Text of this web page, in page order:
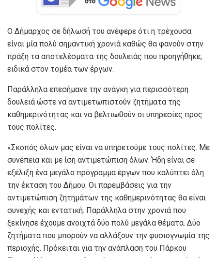
Ο Δήμαρχος σε δήλωσή του ανέφερε ότι η τρέχουσα
είναι μία πολύ σημαντική χρονιά καθώς θα φανούν στην
πράξη τα αποτελέσματα της δουλειάς που προηγήθηκε,
ειδικά στον τομέα των έργων.
Παράλληλα επεσήμανε την ανάγκη για περισσότερη
δουλειά ώστε να αντιμετωπιστούν ζητήματα της
καθημερινότητας και να βελτιωθούν οι υπηρεσίες προς
τους πολίτες.
«Σκοπός όλων μας είναι να υπηρετούμε τους πολίτες. Με
συνέπεια και με ίση αντιμετώπιση όλων. Ήδη είναι σε
εξέλιξη ένα μεγάλο πρόγραμμα έργων που καλύπτει όλη
την έκταση του Δήμου. Οι παρεμβάσεις για την
αντιμετώπιση ζητημάτων της καθημερινότητας θα είναι
συνεχής και εντατική. Παράλληλα στην χρονιά που
ξεκίνησε έχουμε ανοιχτά δύο πολύ μεγάλα θέματα. Δύο
ζητήματα που μπορούν να αλλάξουν την φυσιογνωμία της
περιοχής. Πρόκειται για την ανάπλαση του Πάρκου